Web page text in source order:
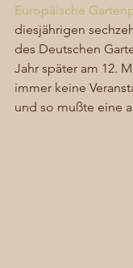
Europäische
diesjährigen
des Deutschen
Jahr später am 12.
immer keine
und so mußte eine